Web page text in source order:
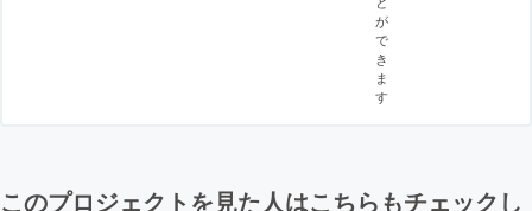
が
で
き
ま
す
このプロジェクトを見た人はこちらもチェックし